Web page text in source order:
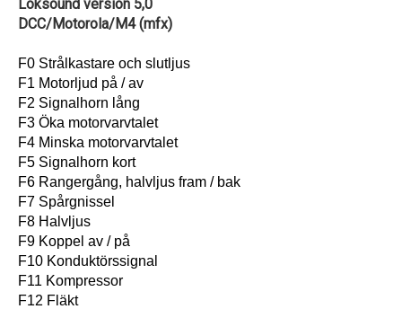
Loksound version 5,0
DCC/Motorola/M4 (mfx)
F0 Strålkastare och slutljus
F1 Motorljud på / av
F2 Signalhorn lång
F3 Öka motorvarvtalet
F4 Minska motorvarvtalet
F5 Signalhorn kort
F6 Rangergång, halvljus fram / bak
F7 Spårgnissel
F8 Halvljus
F9 Koppel av / på
F10 Konduktörssignal
F11 Kompressor
F12 Fläkt